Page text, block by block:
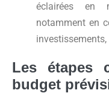
éclairées en
notamment en
Les étapes
budget